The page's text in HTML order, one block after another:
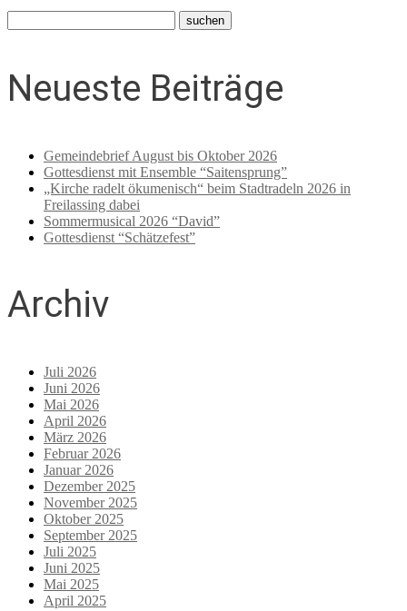
Neueste Beiträge
Gemeindebrief August bis Oktober 2026
Gottesdienst mit Ensemble “Saitensprung”
„Kirche radelt ökumenisch“ beim Stadtradeln 2026 in
Freilassing dabei
Sommermusical 2026 “David”
Gottesdienst “Schätzefest”
Archiv
Juli 2026
Juni 2026
Mai 2026
April 2026
März 2026
Februar 2026
Januar 2026
Dezember 2025
November 2025
Oktober 2025
September 2025
Juli 2025
Juni 2025
Mai 2025
April 2025